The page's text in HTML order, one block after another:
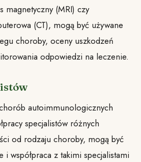
magnetyczny (MRI) czy
(CT), mogą być używane
choroby, oceny uszkodzeń
odpowiedzi na leczenie.
autoimmunologicznych
specjalistów różnych
od rodzaju choroby, mogą być
i współpraca z takimi specjalistami